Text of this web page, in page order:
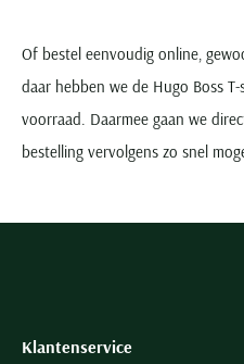
Of bestel eenvoudig online,
daar hebben we de Hugo Boss
voorraad. Daarmee gaan we
bestelling vervolgens zo snel
Klantenservice